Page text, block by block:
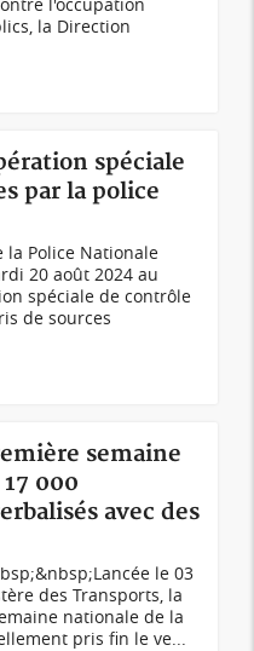
la Direction
spéciale
par la police
la Police Nationale
20 août 2024 au
spéciale de contrôle
de sources
semaine
000
avec des
le 03
des Transports, la
nationale de la
pris fin le ve...